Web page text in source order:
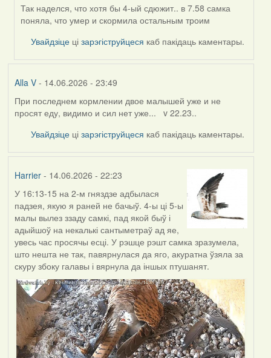
In
reply
Harrier
Так наделся, что хотя бы 4-ый сдюжит.. в 7.58 самка
поняла, что умер и скормила остальным троим
Увайдзіце цізарэгіструйцеся каб пакідаць каментары.
Alla V- 14.06.2026 - 23:49
При последнем кормлении двое малышей уже и не
просят еду, видимо и сил нет уже... v 22.23..
Увайдзіце цізарэгіструйцеся каб пакідаць каментары.
Harrier- 14.06.2026 - 22:23
У 16:13-15 на 2-м гняздзе адбылася
падзея, якую я раней не бачыў. 4-ы ці 5-ы
малы вылез ззаду самкі, пад якой быў і
адыйшоў на некалькі сантыметраў ад яе,
увесь час просячы есці. У рэшце рэшт самка зразумела,
што нешта не так, павярнулася да яго, акуратна ўзяла за
скуру збоку галавы і вярнула да іншых птушанят.